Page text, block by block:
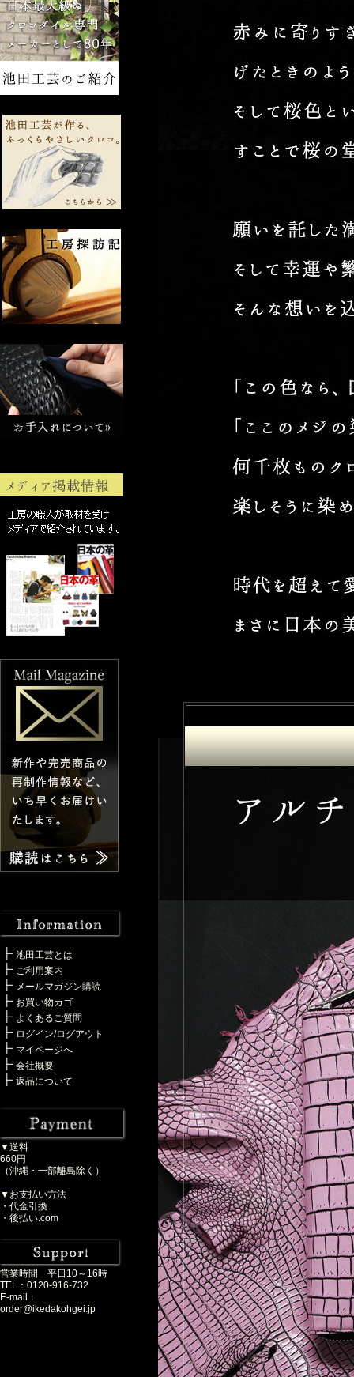
池田工芸とは
ご利用案内
メールマガジン購読
お買い物カゴ
よくあるご質問
ログイン/ログアウト
マイページへ
会社概要
返品について
▼送料
660円
（沖縄・一部離島除く）
▼お支払い方法
・代金引換
・後払い.com
営業時間 平日10～16時
TEL：0120-916-732
E-mail：
order@ikedakohgei.jp